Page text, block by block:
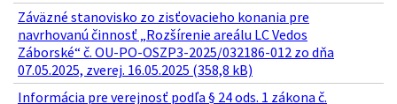
Záväzné stanovisko zo zisťovacieho konania pre
navrhovanú činnosť „Rozšírenie areálu LC Vedos
Záborské“ č. OU-PO-OSZP3-2025/032186-012 zo dňa
07.05.2025, zverej. 16.05.2025 (358,8 kB)
Informácia pre verejnosť podľa § 24 ods. 1 zákona č.